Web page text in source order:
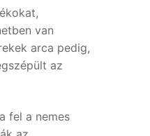
van
arca pedig,
az
fel a nemes